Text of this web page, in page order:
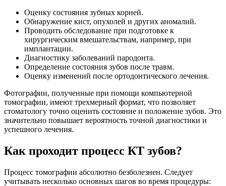
Оценку состояния зубных корней.
Обнаружение кист, опухолей и других аномалий.
Проводить обследование при подготовке к
хирургическим вмешательствам, например, при
имплантации.
Диагностику заболеваний пародонта.
Определение состояния зубов после травм.
Оценку изменений после ортодонтического лечения.
Фотографии, полученные при помощи компьютерной
томографии, имеют трехмерный формат, что позволяет
стоматологу точно оценить состояние и положение зубов. Это
значительно повышает вероятность точной диагностики и
успешного лечения.
Как проходит процесс КТ зубов?
Процесс томографии абсолютно безболезнен. Следует
учитывать несколько основных шагов во время процедуры: